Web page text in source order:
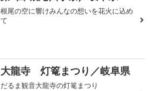
根尾の空に響けみんなの想いを花火に込め
て
大龍寺 灯篭まつり／岐阜県
だるま観音大龍寺の灯篭まつり